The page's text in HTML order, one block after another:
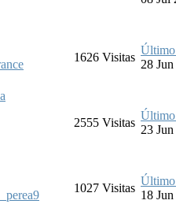
1626 Visitas
Último
28
2555 Visitas
Último
23
1027 Visitas
Último
18